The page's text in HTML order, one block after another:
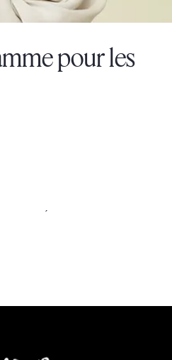
pour les